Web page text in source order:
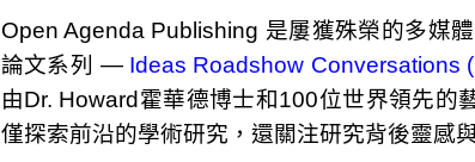
Open Agenda Publishing 是屢獲殊榮的多媒
論文系列 —Ideas Roadshow Conversations
由Dr. Howard霍華德博士和100位世界領先
僅探索前沿的學術研究，還關注研究背後靈感